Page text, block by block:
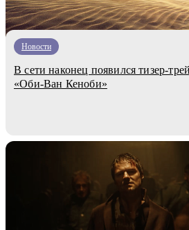
Новости
В сети наконец появился тизер-
«Оби-Ван Кеноби»